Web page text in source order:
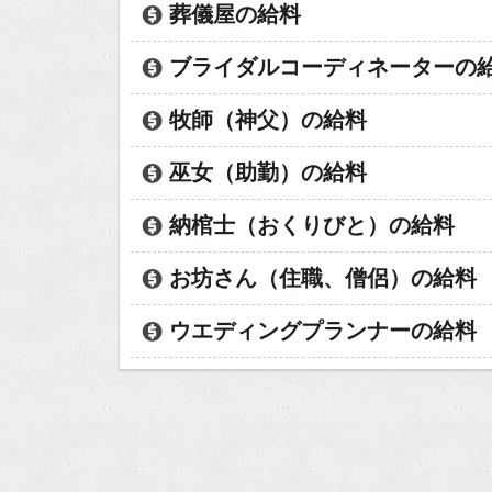
葬儀屋の給料
ブライダルコーディネーターの
牧師（神父）の給料
巫女（助勤）の給料
納棺士（おくりびと）の給料
お坊さん（住職、僧侶）の給料
ウエディングプランナーの給料